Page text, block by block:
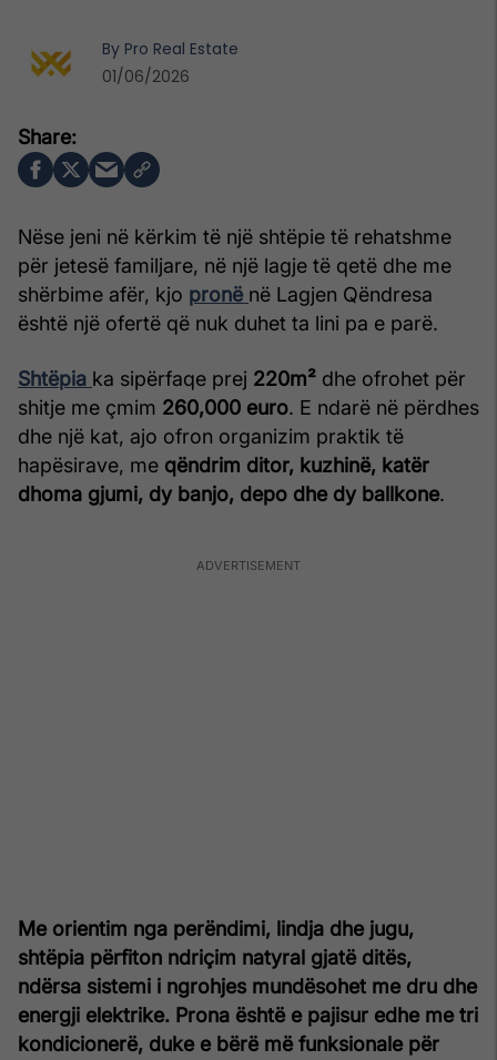
Nëse jeni në kërkim të një shtëpie të rehatshme
për jetesë familjare, në një lagje të qetë dhe me
shërbime afër, kjo pronë në Lagjen Qëndresa
është një ofertë që nuk duhet ta lini pa e parë.
Shtëpia ka sipërfaqe prej 220m² dhe ofrohet për
shitje me çmim 260,000 euro. E ndarë në përdhes
dhe një kat, ajo ofron organizim praktik të
hapësirave, me qëndrim ditor, kuzhinë, katër
dhoma gjumi, dy banjo, depo dhe dy ballkone.
Me orientim nga perëndimi, lindja dhe jugu,
shtëpia përfiton ndriçim natyral gjatë ditës,
ndërsa sistemi i ngrohjes mundësohet me dru dhe
energji elektrike. Prona është e pajisur edhe me tri
kondicionerë, duke e bërë më funksionale për
By Pro Real Estate
01/06/2026